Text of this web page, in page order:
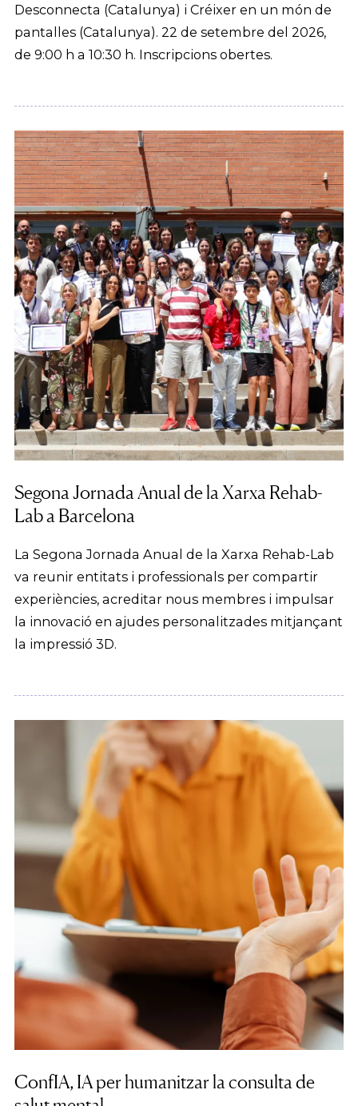
Desconnecta (Catalunya) i Créixer en un món de
pantalles (Catalunya). 22 de setembre del 2026,
de 9:00 h a 10:30 h. Inscripcions obertes.
Segona Jornada Anual de la Xarxa Rehab-
Lab a Barcelona
La Segona Jornada Anual de la Xarxa Rehab-Lab
va reunir entitats i professionals per compartir
experiències, acreditar nous membres i impulsar
la innovació en ajudes personalitzades mitjançant
la impressió 3D.
ConfIA, IA per humanitzar la consulta de